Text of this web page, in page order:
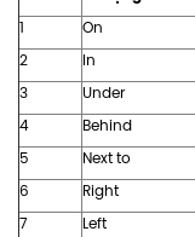
1 On
2
In
3
Under
4
Behind
5
Next to
6
Right
7
Left